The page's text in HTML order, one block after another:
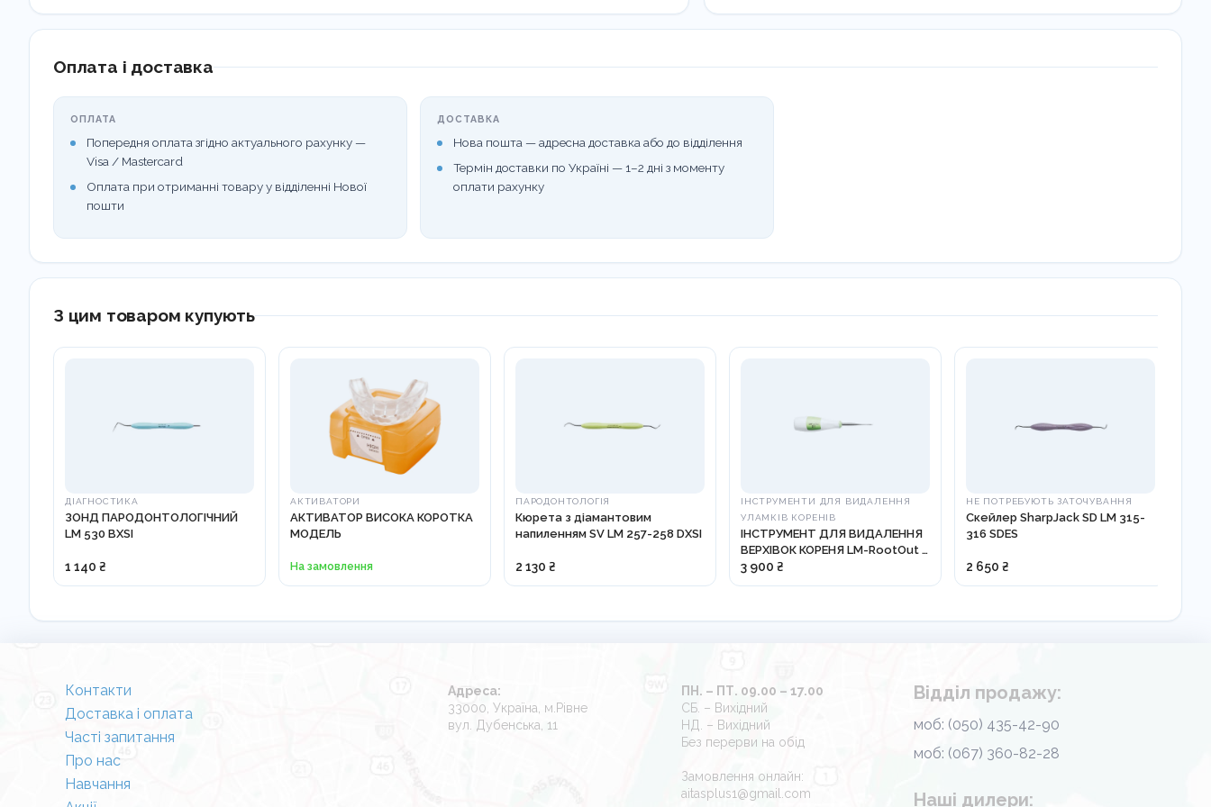
Оплата і доставка
ОПЛАТА
Попередня оплата згідно актуального рахунку —
Visa / Mastercard
Оплата при отриманні товару у відділенні Нової
пошти
ДОСТАВКА
Нова пошта — адресна доставка або до відділення
Термін доставки по Україні — 1–2 дні з моменту
оплати рахунку
З цим товаром купують
ДІАГНОСТИКА
ЗОНД ПАРОДОНТОЛОГІЧНИЙ
LM 530 BXSI
1 140 ₴
АКТИВАТОРИ
АКТИВАТОР ВИСОКА КОРОТКА
МОДЕЛЬ
На замовлення
ПАРОДОНТОЛОГІЯ
Кюрета з діамантовим
напиленням SV LM 257-258 DXSI
2 130 ₴
ІНСТРУМЕНТИ ДЛЯ ВИДАЛЕННЯ
УЛАМКІВ КОРЕНІВ
ІНСТРУМЕНТ ДЛЯ ВИДАЛЕННЯ
ВЕРХІВОК КОРЕНЯ LM-RootOut -
812210
3 900 ₴
НЕ ПОТРЕБУЮТЬ ЗАТОЧУВАННЯ
Скейлер SharpJack SD LM 315-
316 SDES
2 650 ₴
Контакти
Доставка і оплата
Часті запитання
Про нас
Навчання
Адреса:
33000, Україна, м.Рівне
вул. Дубенська, 11
ПН. – ПТ. 09.00 – 17.00
СБ. – Вихідний
НД. – Вихідний
Без перерви на обід
Замовлення онлайн:
aitasplus1@gmail.com
Відділ продажу:
моб: (050) 435-42-90
моб: (067) 360-82-28
Наші дилери: